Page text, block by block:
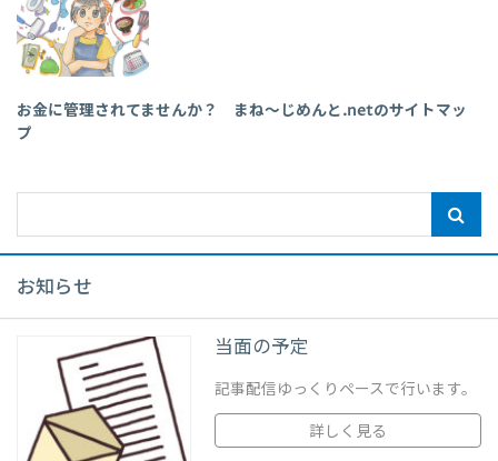
お金に管理されてませんか？ まね～じめんと.netのサイトマッ
プ
お知らせ
当面の予定
記事配信ゆっくりペースで行います。
詳しく見る